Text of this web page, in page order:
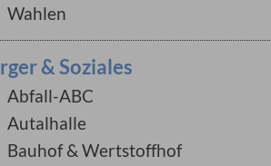
Wahlen
& Soziales
Abfall-ABC
Autalhalle
Bauhof & Wertstoffhof